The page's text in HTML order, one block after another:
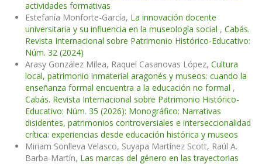
actividades formativas
Estefanía Monforte-García, La innovación docente
universitaria y su influencia en la museología social , Cabás.
Revista Internacional sobre Patrimonio Histórico-Educativo:
Núm. 32 (2024)
Arasy González Milea, Raquel Casanovas López, Cultura
local, patrimonio inmaterial aragonés y museos: cuando la
enseñanza formal encuentra a la educación no formal ,
Cabás. Revista Internacional sobre Patrimonio Histórico-
Educativo: Núm. 35 (2026): Monográfico: Narrativas
disidentes, patrimonios controversiales e interseccionalidad
crítica: experiencias desde educación histórica y museos
Miriam Sonlleva Velasco, Suyapa Martínez Scott, Raúl A.
Barba-Martín, Las marcas del género en las trayectorias